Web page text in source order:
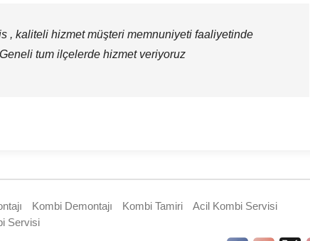
, kaliteli hizmet müşteri memnuniyeti faaliyetinde
tum ilçelerde hizmet veriyoruz
Kombi Demontajı Kombi Tamiri
Acil Kombi Servisi
Servisi